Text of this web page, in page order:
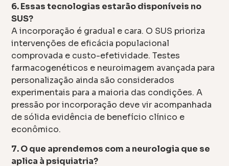
6. Essas tecnologias estarão disponíveis no
SUS?
A incorporação é gradual e cara. O SUS prioriza
intervenções de eficácia populacional
comprovada e custo-efetividade. Testes
farmacogenéticos e neuroimagem avançada para
personalização ainda são considerados
experimentais para a maioria das condições. A
pressão por incorporação deve vir acompanhada
de sólida evidência de benefício clínico e
econômico.
7. O que aprendemos com a neurologia que se
aplica à psiquiatria?